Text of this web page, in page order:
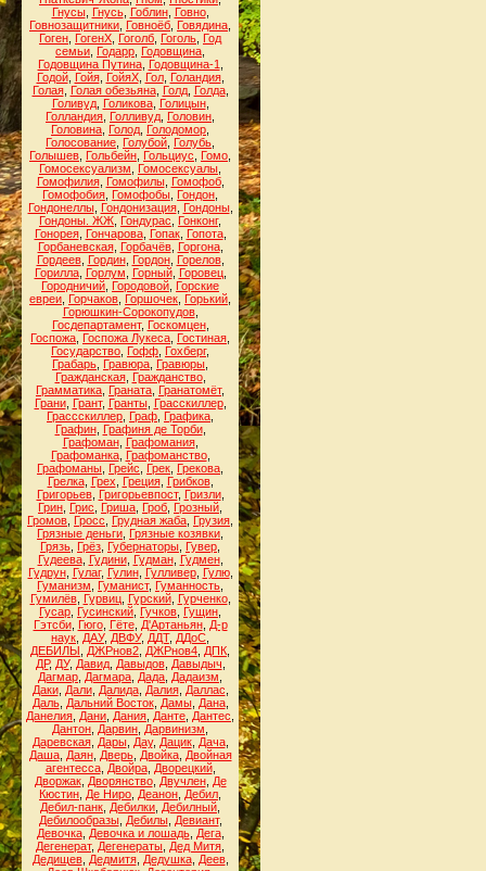
Гнусы, Гнусь, Гоблин, Говно,
Говнозащитники Говноёб Говядина
Гоген ГогенХ Гоголб Гоголь Год
семьи Годарр Годовщина
Годовщина Путина, Годовщина-1
Годой, Гойя, ГойяХ, Гол, Голандия,
Голая, Голая обезьяна, Голд, Голда,
Голивуд, Голикова, Голицын,
Голландия Голливуд Головин
Головина Голод Голодомор
Голосование Голубой Голубь
Голышев Гольбейн Гольциус Гомо
Гомосексуализм
Гомосексуалы
Гомофилия, Гомофилы, Гомофоб,
Гомофобия Гомофобы Гондон
Гондонеллы, Гондонизация, Гондоны,
Гондоны. ЖЖ Гондурас Гонконг,
Гонорея, Гончарова, Гопак, Гопота,
Горбаневская, Горбачёв, Горгона,
Гордеев, Гордин, Гордон, Горелов,
Горилла, Горлум Горный, Горовец,
Городничий Городовой Горские
евреи Горчаков Горшочек Горький
Горюшкин-Сорокопудов,
Госдепартамент, Госкомцен,
Госпожа Госпожа Лукеса Гостиная
Государство Гофф Гохберг,
Грабарь Гравюра Гравюры
Гражданская, Гражданство,
Грамматика Граната Гранатомёт,
Грани, Грант, Гранты, Грасскиллер,
Грассскиллер Граф Графика
Графин, Графиня де Торби,
Графоман, Графомания,
Графоманка, Графоманство,
Графоманы Грейс Грек Грекова
Грелка, Грех Греция, Грибков,
Григорьев, Григорьевпост, Гризли,
Грин Грис Гриша Гроб Грозный
Громов Гросс Грудная жаба Грузия
Грязные деньги Грязные козявки
Грязь Грёз Губернаторы Гувер
Гудеева, Гудини, Гудман, Гудмен,
Гудрун, Гулаг, Гулин, Гулливер, Гулю,
Гуманизм
Гуманист, Гуманность
Гумилёв, Гурвиц, Гурский, Гурченко,
Гусар Гусинский Гучков Гущин
Гэтсби, Гюго, Гёте, Д'Артаньян, Д-р
наук ДАУ, ДВФУ, ДДТ, ДДоС
ДЕБИЛЫ
ДЖРнов2 ДЖРнов4 ДПК
ДР, ДУ, Давид, Давыдов, Давыдыч
Дагмар Дагмара Дада Дадаизм
Даки, Дали, Далида, Далия, Даллас
Даль, Дальний Восток, Дамы, Дана,
Данелия Дани Дания Данте Дантес
Дантон Дарвин Дарвинизм
Даревская, Дары, Дау, Дацик, Дача,
Даша, Даян, Дверь, Двойка, Двойная
агентесса, Двойра, Дворецкий,
Дворжак, Дворянство, Двучлен, Де
Кюстин Де Ниро Деанон Дебил
Дебил-панк Дебилки Дебилный
Дебилообразы, Дебилы, Девиант,
Девочка, Девочка и лошадь, Дега,
Дегенерат, Дегенераты Дед Митя
Дедищев, Дедмитя, Дедушка, Деев,